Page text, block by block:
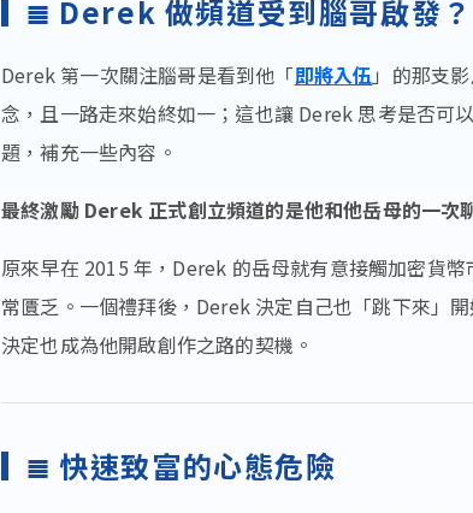
≣ Derek 做頻道受到腦哥啟發？
Derek 第一次關注腦哥是看到他「即將入伍」的那支
念，且一路走來始終如一；這也讓 Derek 思考是否可
題，補充一些內容。
最終激勵 Derek 正式創立頻道的是他和他岳母的一次
原來早在 2015 年，Derek 的岳母就有意接觸加密貨
常匱乏。一個禮拜後，Derek 決定自己也「跳下來」
決定也成為他開啟創作之路的契機。
≣ 快速致富的心態危險